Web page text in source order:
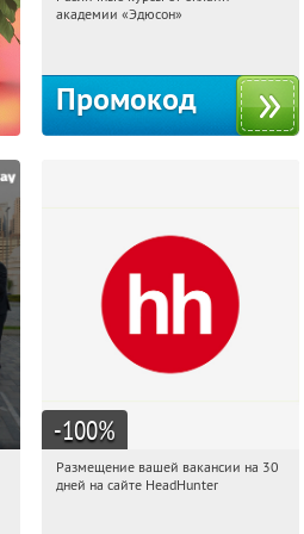
академии «Эдюсон»
Промокод
-100%
19:54:05
Получи первым!
Размещение вашей вакансии на 30
дней на сайте HeadHunter